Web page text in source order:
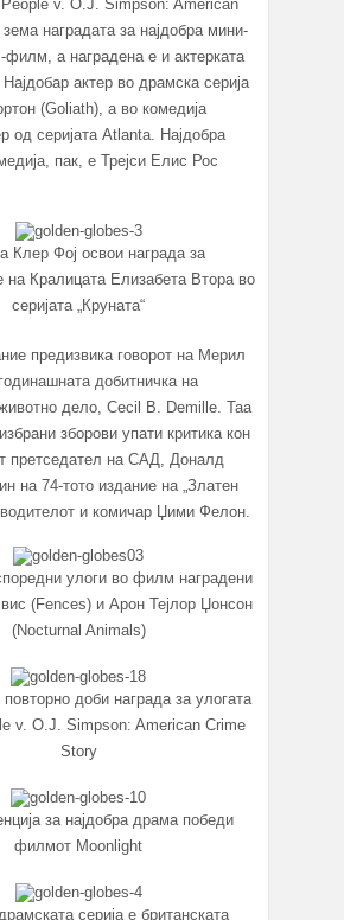
People v. O.J. Simpson: American
наградата за најдобра мини-
филм, а наградена е и актерката
актер во драмска серија
(Goliath), а во комедија
од серијата Atlanta. Најдобра
пак, е Трејси Елис Рос
Клер Фој освои награда за
на Кралицата Елизабета Втора во
серијата „Круната“
предизвика говорот на Мерил
добитничка на
дело, Cecil B. Demille. Таа
зборови упати критика кон
претседател на САД, Доналд
на 74-тото издание на „Златен
и комичар Џими Фелон.
улоги во филм наградени
(Fences) и Арон Тејлор Џонсон
(Nocturnal Animals)
доби награда за улогата
v. O.J. Simpson: American Crime
Story
за најдобра драма победи
филмот Moonlight
серија е британската